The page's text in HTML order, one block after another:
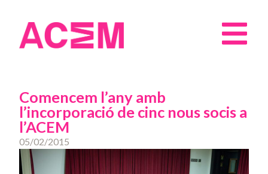
Comencem l’any amb
l’incorporació de cinc nous socis a
l’ACEM
05/02/2015